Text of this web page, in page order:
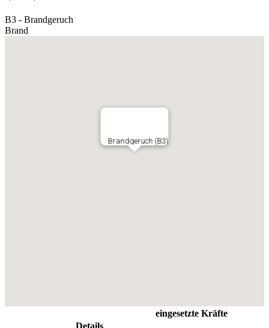
B3 - Brandgeruch
Brand
Brandgeruch (B3)
Details
eingesetzte Kräfte